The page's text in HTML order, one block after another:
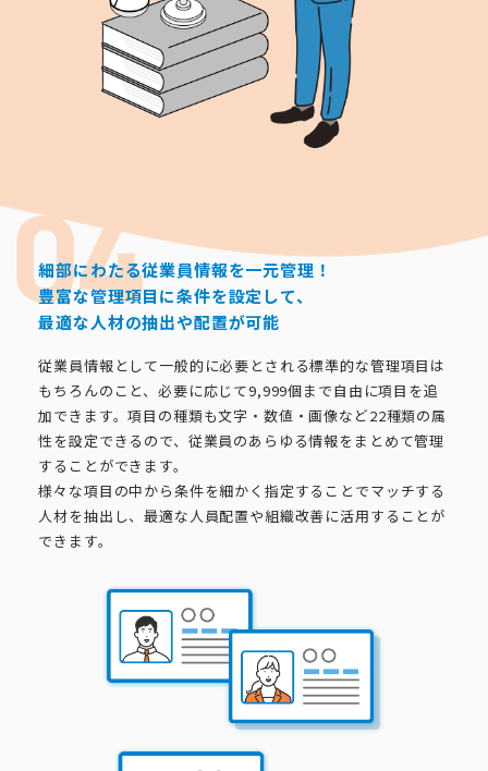
細部にわたる従業員情報を一元管理！
豊富な管理項目に条件を設定して、
最適な人材の抽出や配置が可能
従業員情報として一般的に必要とされる標準的な管理項目は
もちろんのこと、必要に応じて9,999個まで自由に項目を追
加できます。項目の種類も文字・数値・画像など22種類の属
性を設定できるので、従業員のあらゆる情報をまとめて管理
することができます。
様々な項目の中から条件を細かく指定することでマッチする
人材を抽出し、最適な人員配置や組織改善に活用することが
できます。